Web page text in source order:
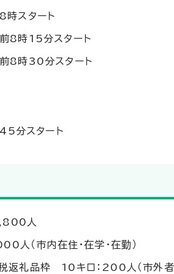
スタート
8時15分スタート
8時30分スタート
分スタート
人
（市内在住・在学・在勤）
返礼品枠 10キロ：200人（市外者